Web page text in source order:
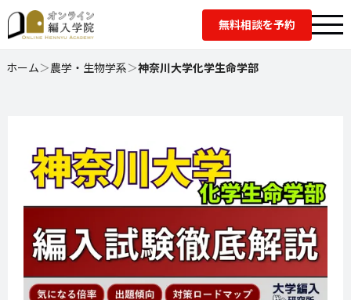
無料相談を予約
ホーム＞農学・生物学系＞神奈川大学化学生命学部